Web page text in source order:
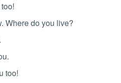
Where do you live?
too!